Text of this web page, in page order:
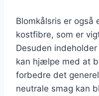
Blomkålsris er også
kostfibre, som er
Desuden
kan hjælpe med at
forbedre det
neutrale smag kan